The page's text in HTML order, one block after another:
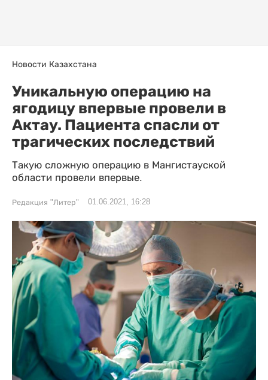
Новости Казахстана
Уникальную операцию на
ягодицу впервые провели в
Актау. Пациента спасли от
трагических последствий
Такую сложную операцию в Мангистауской
области провели впервые.
Редакция "Литер" 01.06.2021, 16:28